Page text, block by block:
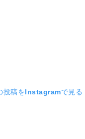
投稿をInstagramで見る